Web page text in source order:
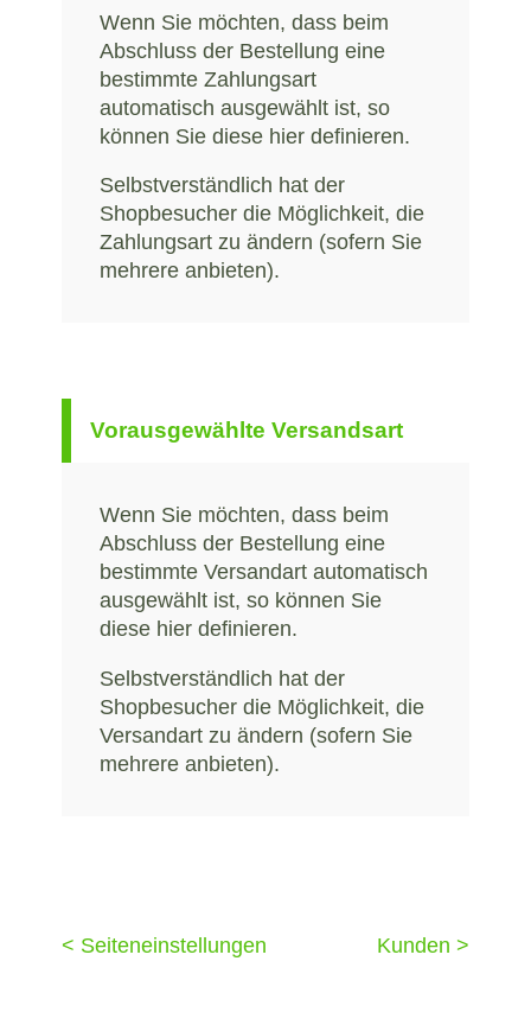
Wenn Sie möchten, dass beim
Abschluss der Bestellung eine
bestimmte Zahlungsart
automatisch ausgewählt ist, so
können Sie diese hier definieren.
Selbstverständlich hat der
Shopbesucher die Möglichkeit, die
Zahlungsart zu ändern (sofern Sie
mehrere anbieten).
Vorausgewählte Versandsart
Wenn Sie möchten, dass beim
Abschluss der Bestellung eine
bestimmte Versandart automatisch
ausgewählt ist, so können Sie
diese hier definieren.
Selbstverständlich hat der
Shopbesucher die Möglichkeit, die
Versandart zu ändern (sofern Sie
mehrere anbieten).
< Seiteneinstellungen Kunden >